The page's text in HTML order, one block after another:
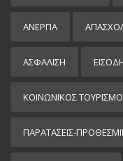
ΑΝΕΡΓΙΑ
ΑΣΦΑΛΙΣΗ
ΚΟΙΝΩΝΙΚΟΣ
ΠΑΡΑΤΑΣΕΙΣ-